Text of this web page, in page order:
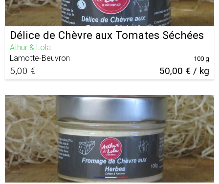
Délice de Chèvre aux Tomates Séchées
Athur & Lola
Lamotte-Beuvron
5,00 € 50,00 € / kg
100 g